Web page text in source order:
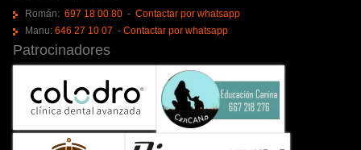
Román: 697 18 00 80- Contactar por whatsapp
Manu: 646 27 10 07 - Contactar por whatsapp
Patrocinadores